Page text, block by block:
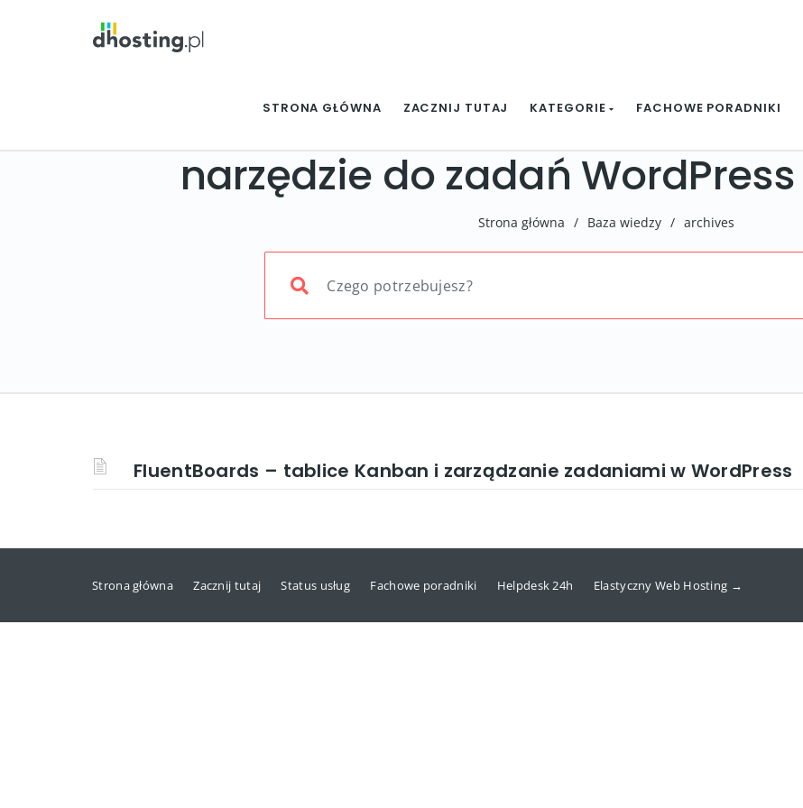
STRONA GŁÓWNA ZACZNIJ TUTAJ KATEGORIE FACHOWE PORADNIKI
narzędzie do zadań WordPress
Strona główna / Baza wiedzy / archives
FluentBoards – tablice Kanban i zarządzanie zadaniami w WordPress
Strona główna Zacznij tutaj Status usług Fachowe poradniki Helpdesk 24h Elastyczny Web Hosting →